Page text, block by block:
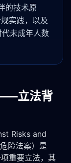
的技术原
实践，以及
未成年人数
立法背
Risks and
险法案）是
重要立法，其